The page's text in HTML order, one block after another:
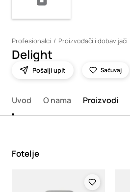
Profesionalci Proizvođači i dobavljači
Delight
Pošalji upit Sačuvaj
Uvod O nama Proizvodi
Fotelje